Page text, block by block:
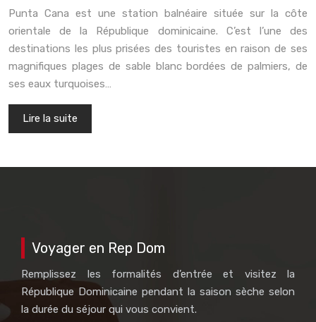
Punta Cana est une station balnéaire située sur la côte
orientale de la République dominicaine. C’est l’une des
destinations les plus prisées des touristes en raison de ses
magnifiques plages de sable blanc bordées de palmiers, de
ses eaux turquoises…
Lire la suite
Voyager en Rep Dom
Remplissez les formalités d’entrée et visitez la
République Dominicaine pendant la saison sèche selon
la durée du séjour qui vous convient.